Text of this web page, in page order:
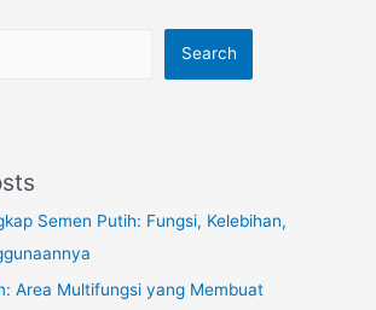
Search
Semen Putih: Fungsi, Kelebihan,
Area Multifungsi yang Membuat